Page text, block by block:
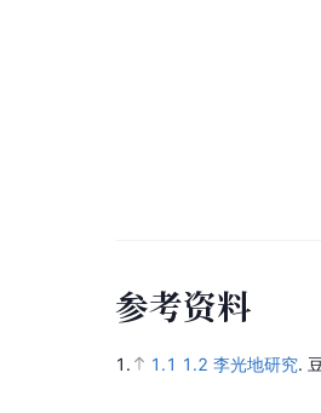
参考资料
1. 1.1 1.2 李光地研究.